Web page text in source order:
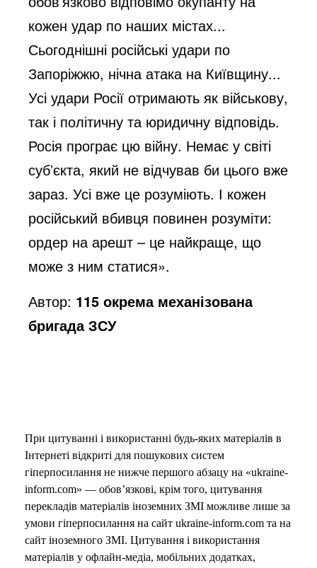
кожен удар по наших містах...
Сьогоднішні російські удари по
Запоріжжю, нічна атака на Київщину...
Усі удари Росії отримають як військову,
так і політичну та юридичну відповідь.
Росія програє цю війну. Немає у світі
субʼєкта, який не відчував би цього вже
зараз. Усі вже це розуміють. І кожен
російський вбивця повинен розуміти:
ордер на арешт – це найкраще, що
може з ним статися».
Автор: 115 окрема механізована
бригада ЗСУ
При цитуванні і використанні будь-яких матеріалів в
Інтернеті відкриті для пошукових систем
гіперпосилання не нижче першого абзацу на «ukraine-
inform.com» — обов’язкові, крім того, цитування
перекладів матеріалів іноземних ЗМІ можливе лише за
умови гіперпосилання на сайт ukraine-inform.com та на
сайт іноземного ЗМІ. Цитування і використання
матеріалів у офлайн-медіа, мобільних додатках,